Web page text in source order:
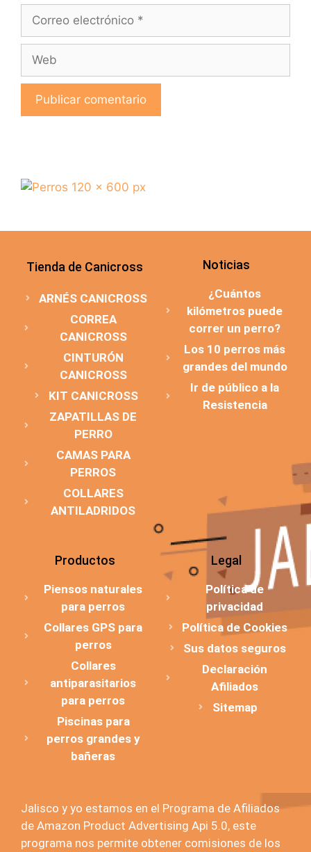
Tienda de Canicross
ARNÉS CANICROSS
CORREA
CANICROSS
CINTURÓN
CANICROSS
KIT CANICROSS
ZAPATILLAS DE
PERRO
CAMAS PARA
PERROS
COLLARES
ANTILADRIDOS
Noticias
¿Cuántos
kilómetros puede
correr un perro?
Los 10 perros más
grandes del mundo
Ir de público a la
Resistencia
Productos
Piensos naturales
para perros
Collares GPS para
perros
Collares
antiparasitarios
para perros
Piscinas para
perros grandes y
bañeras
Legal
Política de
privacidad
Política de Cookies
Sus datos seguros
Declaración
Afiliados
Sitemap
Jalisco y yo estamos en el Programa de Afiliados
de Amazon Product Advertising Api 5.0, este
programa nos permite obtener comisiones de los